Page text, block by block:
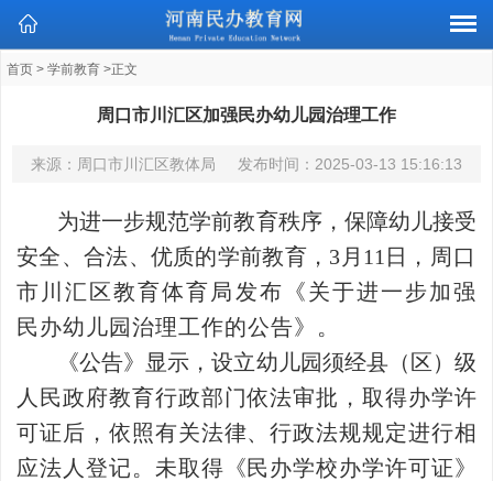
首页 > 学前教育 >正文
周口市川汇区加强民办幼儿园治理工作
来源：周口市川汇区教体局 发布时间： 2025-03-13 15:16:13
为进一步规范学前教育秩序，保障幼儿接受
安全、合法、优质的学前教育，3月11日， 周口
市川汇区教育体育局发布《关于进一步加强
民办幼儿园治理工作的公告》。
《公告》显示，设立幼儿园须经县（区）级
人民政府教育行政部门依法审批，取得办学许
可证后，依照有关法律、行政法规规定进行相
应法人登记。未取得《民办学校办学许可证》